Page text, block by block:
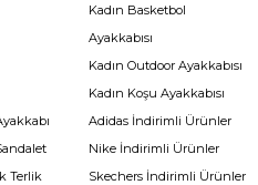
Kadın Basketbol
Ayakkabısı
Kadın Outdoor Ayakkabısı
Kadın Koşu Ayakkabısı
Terlik
Adidas İndirimli Ürünler
Nike İndirimli Ürünler
Skechers İndirimli Ürünler